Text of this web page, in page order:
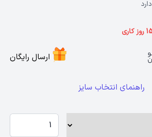
دارد
ارسال رایگان
راهنمای انتخاب سایز